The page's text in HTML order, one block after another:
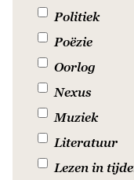
Politiek
Poëzie
Oorlog
Nexus
Muziek
Literatuur
Lezen in